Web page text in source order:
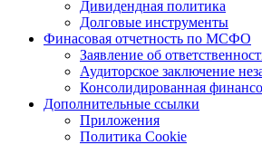
Дивидендная политика
Долговые инструменты
Финасовая отчетность по МСФО
Заявление об
Аудиторское заключение
Консолидированная
Дополнительные ссылки
Приложения
Политика Cookie